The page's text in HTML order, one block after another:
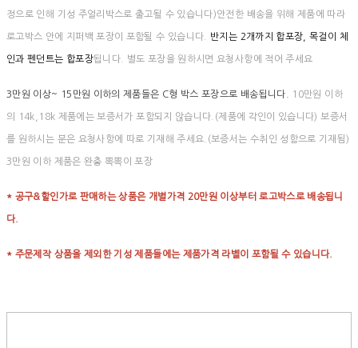
정으로 인해 기성 주얼리박스로 출고될 수 있습니다)안전한 배송을 위해 제품에 따라
로고박스 안에 지퍼백 포장이 포함될 수 있습니다. 반지는 2개까지 합포장, 목걸이 체
인과 펜던트는 합포장됩니다. 별도 포장을 원하시면 요청사항에 적어 주세요
3만원 이상~ 15만원 이하의 제품들은 C형 박스 포장으로 배송됩니다. 10만원 이하
의 14k,18k 제품에는 보증서가 포함되지 않습니다.(제품에 각인이 있습니다) 보증서
를 원하시는 분은 요청사항에 따로 기재해 주세요.(보증서는 수취인 성함으로 기재됨)
3만원 이하 제품은 완충 뽁뽁이 포장
* 공구&할인가로 판매하는 상품은 개별가격 20만원 이상부터 로고박스로 배송됩니
다.
* 주문제작 상품을 제외한 기성 제품들에는 제품가격 라벨이 포함될 수 있습니다.